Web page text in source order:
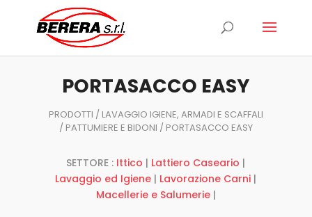
prodotti
PORTASACCO EASY
PRODOTTI / LAVAGGIO IGIENE, ARMADI E SCAFFALI
/ PATTUMIERE E BIDONI / PORTASACCO EASY
SETTORE : Ittico | Lattiero Caseario |
Lavaggio ed Igiene | Lavorazione Carni |
Macellerie e Salumerie|